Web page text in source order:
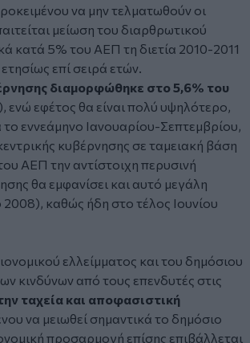
να μην τελματωθούν οι
μείωση του διαρθρωτικού
κατά 5% του ΑΕΠ τη διετία 2010-2011
επί σειρά ετών.
διαμορφώθηκε στο 5,6% του
ενώ εφέτος θα είναι πολύ υψηλότερο,
εννεάμηνο Ιανουαρίου-Σεπτεμβρίου,
κυβέρνησης σε ταμειακή βάση
ΑΕΠ την αντίστοιχη περυσινή
θα εμφανίσει και αυτό μεγάλη
καθώς ήδη στο τέλος Ιουνίου
ελλείμματος και του δημόσιου
κινδύνων από τους επενδυτές στις
ταχεία και αποφασιστική
να μειωθεί σημαντικά το δημόσιο
προσαρμογή επίσης επιβάλλεται